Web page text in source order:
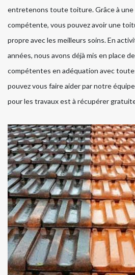
entretenons toute toiture. Grâce à une
compétente, vous pouvez avoir une
propre avec les meilleurs soins. En
années, nous avons déjà mis en place
compétentes en adéquation avec
pouvez vous faire aider par notre
pour les travaux est à récupérer